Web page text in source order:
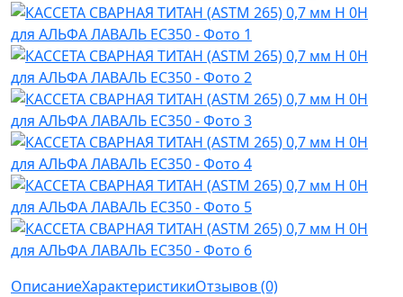
ОписаниеХарактеристикиОтзывов (0)